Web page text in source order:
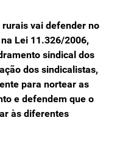
vai defender no
Lei 11.326/2006,
sindical dos
dos sindicalistas,
para nortear as
e defendem que o
às diferentes